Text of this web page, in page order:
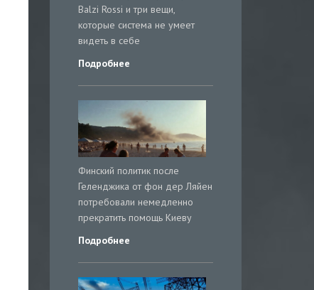
Balzi Rossi и три вещи,
которые система не умеет
видеть в себе
Подробнее
Финский политик после
Геленджика от фон дер Ляйен
потребовали немедленно
прекратить помощь Киеву
Подробнее